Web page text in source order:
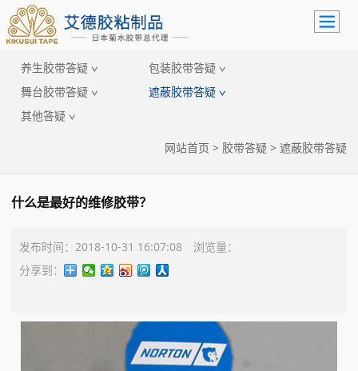
养生胶带答疑 ∨
包装胶带答疑 ∨
舞台胶带答疑 ∨
遮蔽胶带答疑 ∨
其他答疑 ∨
网站首页 > 胶带答疑 > 遮蔽胶带答疑
什么是最好的维修胶带？
发布时间：2018-10-31 16:07:08 浏览量：
分享到：